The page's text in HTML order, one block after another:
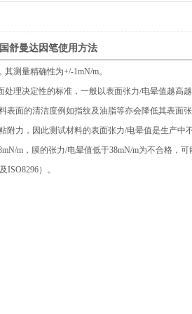
舒曼达因笔使用方法
测量精确性为+/-1mN/m。
决定性的标准，一般以表面张力/电晕值越高
面的清洁度例如指纹及油脂等亦会降低其表面张
力，因此测试材料的表面张力/电晕值是生产中不
m，膜的张力/电晕值低于38mN/m为不合格，可
）。